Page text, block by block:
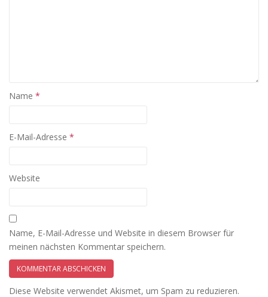
Name *
E-Mail-Adresse *
Website
Name, E-Mail-Adresse und Website in diesem Browser für
meinen nächsten Kommentar speichern.
Diese Website verwendet Akismet, um Spam zu reduzieren.